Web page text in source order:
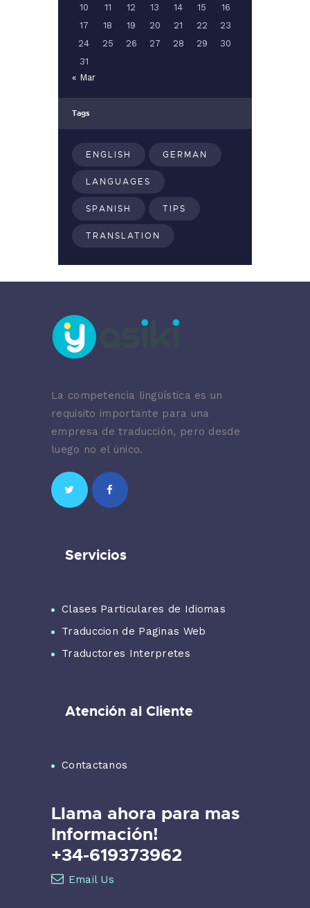
10
11 12 13 14 15
16
17
18 19 20 21 22
23
24
25 26 27 28 29
30
31
« Mar
Tags
ENGLISH GERMAN
LANGUAGES
SPANISH TIPS
TRANSLATION
La competencia lingüística es un
requisito importante para una
empresa de traducción, pero desde
luego no el único.
Servicios
Clases Particulares de Idiomas
Traduccion de Paginas Web
Traductores Interpretes
Atención al Cliente
Contactanos
Llama ahora para mas
Información!
+34-619373962
Email Us